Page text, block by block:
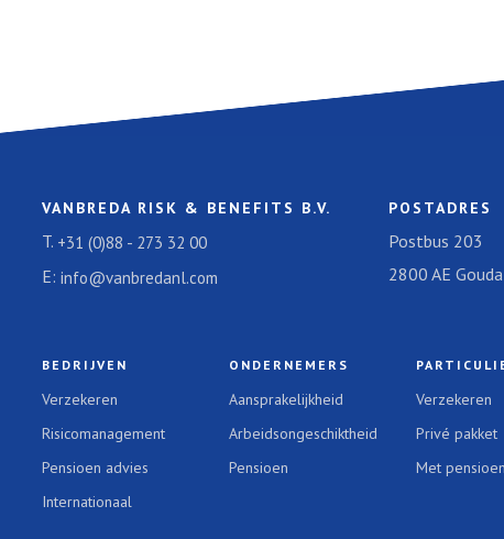
VANBREDA RISK & BENEFITS B.V.
T. +31 (0)88 - 273 32 00
E: info@vanbredanl.com
POSTADRES
Postbus 203
2800 AE Gouda
BEDRIJVEN
Verzekeren
Risicomanagement
Pensioen advies
Internationaal
ONDERNEMERS
Aansprakelijkheid
Arbeidsongeschiktheid
Pensioen
Verzekeren
Privé pakket
Met